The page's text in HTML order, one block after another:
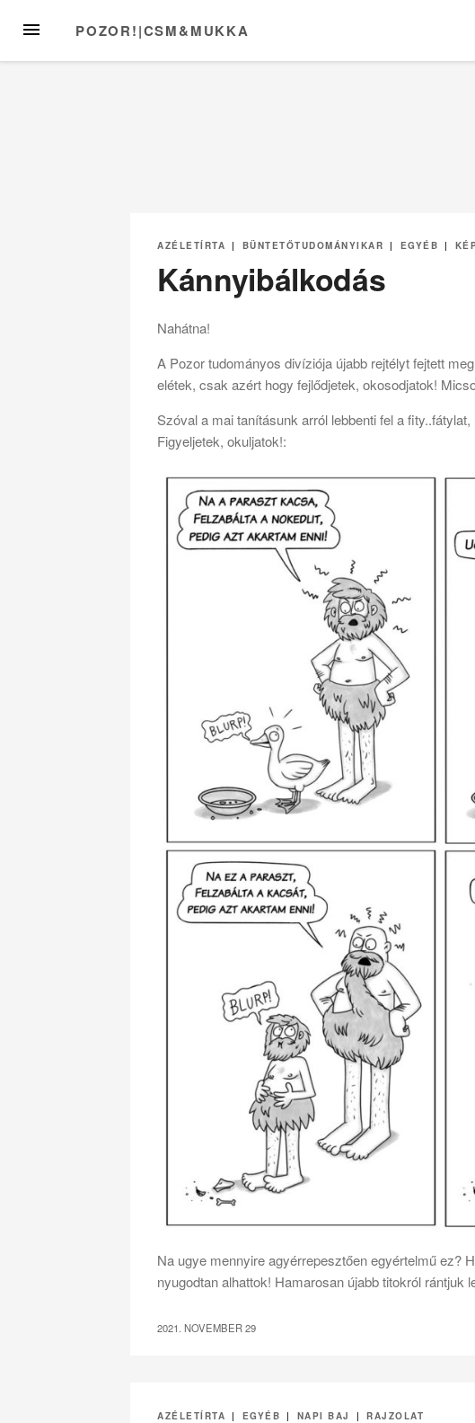
MENU POZOR!|CSM&MUKKA
AZÉLETÍRTA | BÜNTETŐTUDOMÁNYIKAR | EGYÉB |
Kánnyibálkodás
Nahátna!
A Pozor tudományos divíziója újabb rejtélyt fejtett
elétek, csak azért hogy fejlődjetek, okosodjatok!
Szóval a mai tanításunk arról lebbenti fel a
Figyeljetek, okuljatok!:
Na ugye mennyire agyérrepesztően egyértelmű ez?
nyugodtan alhattok! Hamarosan újabb titokról rántjuk
2021. NOVEMBER 29
AZÉLETÍRTA | EGYÉB | NAPI BAJ | RAJZOLAT